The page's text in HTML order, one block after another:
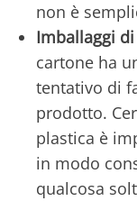
non è
Imballaggi
cartone ha
tentativo di
prodotto.
plastica è
in modo
qualcosa